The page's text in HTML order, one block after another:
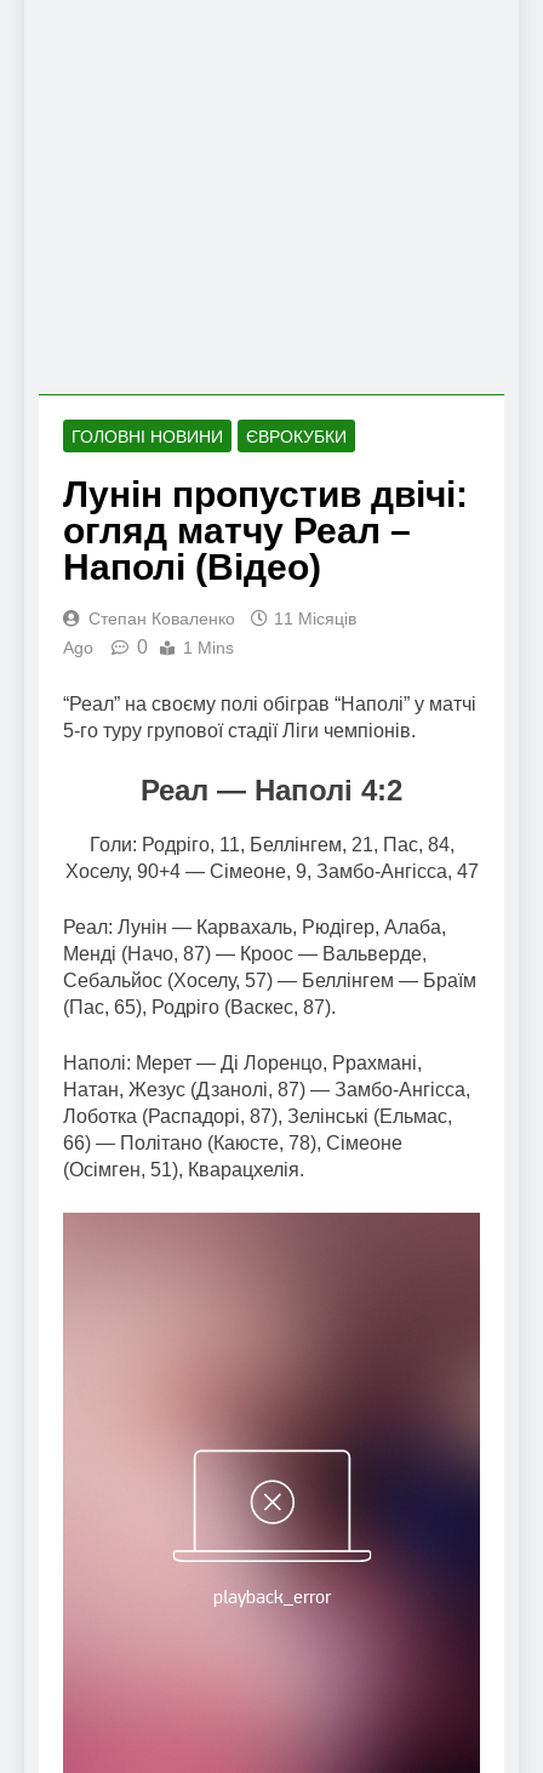
ГОЛОВНІ НОВИНИ ЄВРОКУБКИ
Лунін пропустив двічі:
огляд матчу Реал –
Наполі (Відео)
Степан Коваленко
11 Місяців
Ago
0 1 Mins
“Реал” на своєму полі обіграв “Наполі” у матчі
5-го туру групової стадії Ліги чемпіонів.
Реал — Наполі 4:2
Голи: Родріго, 11, Беллінгем, 21, Пас, 84,
Хоселу, 90+4 — Сімеоне, 9, Замбо-Ангісса, 47
Реал: Лунін — Карвахаль, Рюдігер, Алаба,
Менді (Начо, 87) — Кроос — Вальверде,
Себальйос (Хоселу, 57) — Беллінгем — Браїм
(Пас, 65), Родріго (Васкес, 87).
Наполі: Мерет — Ді Лоренцо, Ррахмані,
Натан, Жезус (Дзанолі, 87) — Замбо-Ангісса,
Лоботка (Распадорі, 87), Зелінські (Ельмас,
66) — Політано (Каюсте, 78), Сімеоне
(Осімген, 51), Кварацхелія.